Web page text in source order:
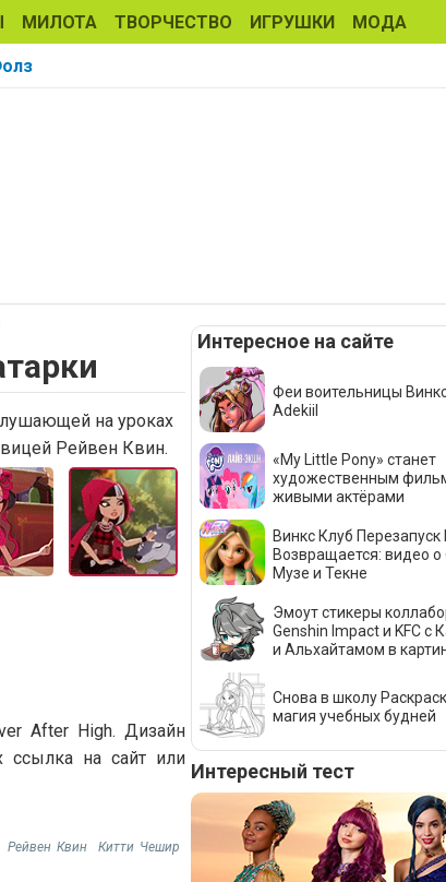
МИЛОТА ТВОРЧЕСТВО ИГРУШКИ МОДА
на уроках
Рейвен Квин.
After High. Дизайн
ссылка на сайт или
Рейвен Квин
Китти Чешир
Интересное на сайте
Феи воительницы
Adekiil
«My Little Pony» станет
художественным
живыми актёрами
Винкс Клуб Перезапуск
Возвращается: видео
Музе и Текне
Эмоут стикеры
Genshin Impact и KFC с
и Альхайтамом в
Снова в школу
магия учебных будней
Интересный тест